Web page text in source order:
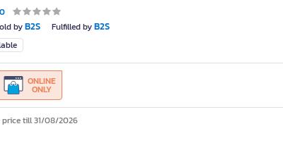
byB2S Fulfilled byB2S
ONLINE
ONLY
till 31/08/2026